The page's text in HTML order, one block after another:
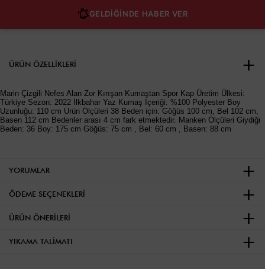
GELDİĞİNDE HABER VER
ÜRÜN ÖZELLIKLERI
Marin Çizgili Nefes Alan Zor Kırışan Kumaştan Spor Kap Üretim Ülkesi:
Türkiye Sezon: 2022 İlkbahar Yaz Kumaş İçeriği: %100 Polyester Boy
Uzunluğu: 110 cm Ürün Ölçüleri 38 Beden için: Göğüs 100 cm, Bel 102 cm,
Basen 112 cm Bedenler arası 4 cm fark etmektedir. Manken Ölçüleri Giydiği
Beden: 36 Boy: 175 cm Göğüs: 75 cm , Bel: 60 cm , Basen: 88 cm
YORUMLAR
ÖDEME SEÇENEKLERI
ÜRÜN ÖNERILERI
YIKAMA TALIMATI